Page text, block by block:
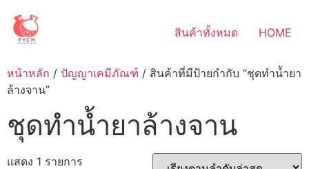
content
สินค้าทั้งหมด HOME
หน้าหลัก / ปัญญาเคมีภัณฑ์ / สินค้าที่มีป้ายกำกับ “ชุดทำน้ำยา
ล้างจาน”
ชุดทำน้ำยาล้างจาน
แสดง 1 รายการ